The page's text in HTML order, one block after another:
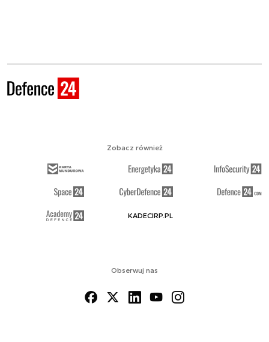
Obserwuj nas
Zobacz również
KADECIRP.PL